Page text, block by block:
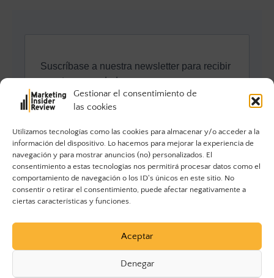
Gestionar el consentimiento de
las cookies
Utilizamos tecnologías como las cookies para almacenar y/o acceder a la
información del dispositivo. Lo hacemos para mejorar la experiencia de
navegación y para mostrar anuncios (no) personalizados. El
consentimiento a estas tecnologías nos permitirá procesar datos como el
comportamiento de navegación o los ID's únicos en este sitio. No
consentir o retirar el consentimiento, puede afectar negativamente a
ciertas características y funciones.
Aceptar
Denegar